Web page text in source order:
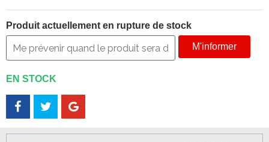
Produit actuellement en rupture de stock
M'informer
EN STOCK